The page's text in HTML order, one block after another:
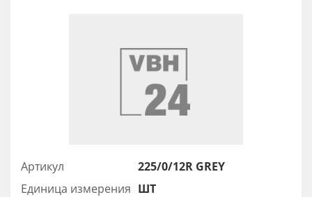
Артикул
225/0/12R GREY
Единица измерения ШТ